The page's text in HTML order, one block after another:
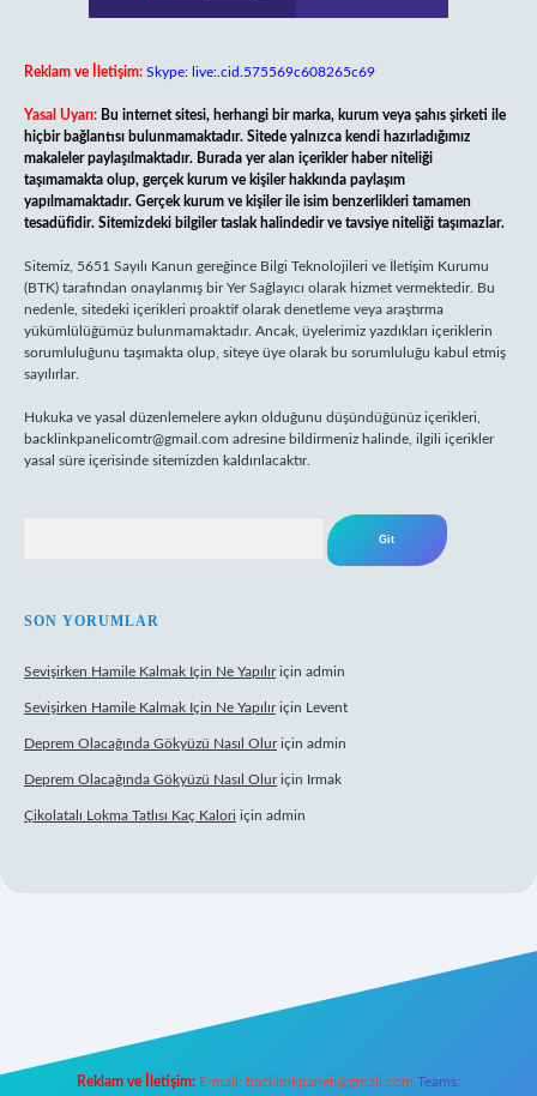
Reklam ve İletişim: Skype: live:.cid.575569c608265c69
Yasal Uyarı: Bu internet sitesi, herhangi bir marka, kurum veya şahıs şirketi ile
hiçbir bağlantısı bulunmamaktadır. Sitede yalnızca kendi hazırladığımız
makaleler paylaşılmaktadır. Burada yer alan içerikler haber niteliği
taşımamakta olup, gerçek kurum ve kişiler hakkında paylaşım
yapılmamaktadır. Gerçek kurum ve kişiler ile isim benzerlikleri tamamen
tesadüfidir. Sitemizdeki bilgiler taslak halindedir ve tavsiye niteliği taşımazlar.
Sitemiz, 5651 Sayılı Kanun gereğince Bilgi Teknolojileri ve İletişim Kurumu
(BTK) tarafından onaylanmış bir Yer Sağlayıcı olarak hizmet vermektedir. Bu
nedenle, sitedeki içerikleri proaktif olarak denetleme veya araştırma
yükümlülüğümüz bulunmamaktadır. Ancak, üyelerimiz yazdıkları içeriklerin
sorumluluğunu taşımakta olup, siteye üye olarak bu sorumluluğu kabul etmiş
sayılırlar.
Hukuka ve yasal düzenlemelere aykırı olduğunu düşündüğünüz içerikleri,
backlinkpanelicomtr@gmail.com adresine bildirmeniz halinde, ilgili içerikler
yasal süre içerisinde sitemizden kaldırılacaktır.
SON YORUMLAR
Sevişirken Hamile Kalmak Için Ne Yapılıriçin admin
Sevişirken Hamile Kalmak Için Ne Yapılıriçin Levent
Deprem Olacağında Gökyüzü Nasıl Oluriçin admin
Deprem Olacağında Gökyüzü Nasıl Oluriçin Irmak
Çikolatalı Lokma Tatlısı Kaç Kalori için admin
Reklam ve İletişim: E-mail: backlinkpaneli@gmail.com Teams: